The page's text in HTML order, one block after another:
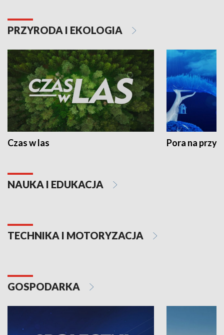
PRZYRODA I EKOLOGIA
Czas w las Pora na
NAUKA I EDUKACJA
TECHNIKA I MOTORYZACJA
GOSPODARKA